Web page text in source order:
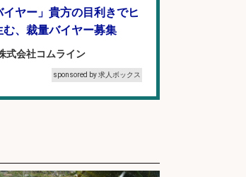
イヤー」貴方の目利きでヒ
む、裁量バイヤー募集
式会社コムライン
sponsored by 求人ボックス
京都/目黒区
オンスタイル碑文谷店